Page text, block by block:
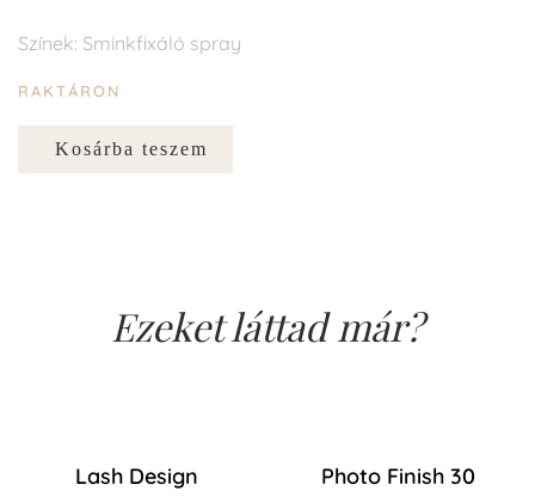
Színek: Sminkfixáló spray
RAKTÁRON
Kosárba teszem
Ezeket láttad már?
Lash Design Photo Finish 30